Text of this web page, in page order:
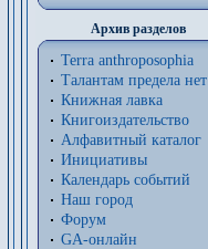
Архив разделов
Terra anthroposophia
Талантам предела нет
Книжная лавка
Книгоиздательство
Алфавитный каталог
Инициативы
Календарь событий
Наш город
Форум
GA-онлайн